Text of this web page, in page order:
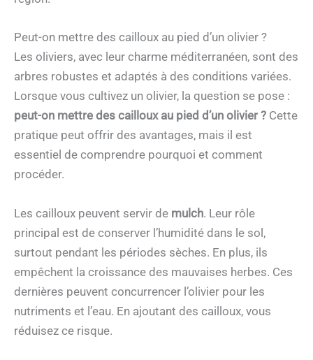
Peut-on mettre des cailloux au pied d’un olivier ?
Les oliviers, avec leur charme méditerranéen, sont des
arbres robustes et adaptés à des conditions variées.
Lorsque vous cultivez un olivier, la question se pose :
peut-on mettre des cailloux au pied d’un olivier ? Cette
pratique peut offrir des avantages, mais il est
essentiel de comprendre pourquoi et comment
procéder.
Les cailloux peuvent servir de mulch. Leur rôle
principal est de conserver l’humidité dans le sol,
surtout pendant les périodes sèches. En plus, ils
empêchent la croissance des mauvaises herbes. Ces
dernières peuvent concurrencer l’olivier pour les
nutriments et l’eau. En ajoutant des cailloux, vous
réduisez ce risque.